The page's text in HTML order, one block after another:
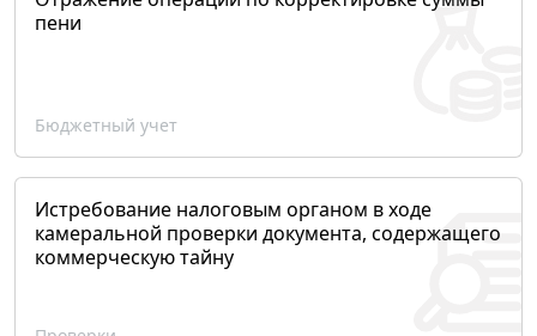
пени
Бюджетный учет
Истребование налоговым органом в ходе
камеральной проверки документа, содержащего
коммерческую тайну